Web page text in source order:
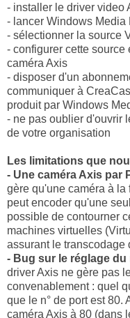
- installer le driver video
- lancer Windows Media
- sélectionner la source
- configurer cette
caméra Axis
- disposer d'un
communiquer à
produit par Windows
- ne pas oublier d'ouvrir
de votre organisation
Les limitations que
- Une caméra Axis par
gère qu'une caméra à
peut encoder qu'une
possible de contourner
machines virtuelles
assurant le transcodage
- Bug sur le réglage du
driver Axis ne gère pas
convenablement : quel
que le n° de port est 80.
caméra Axis à 80 (dans